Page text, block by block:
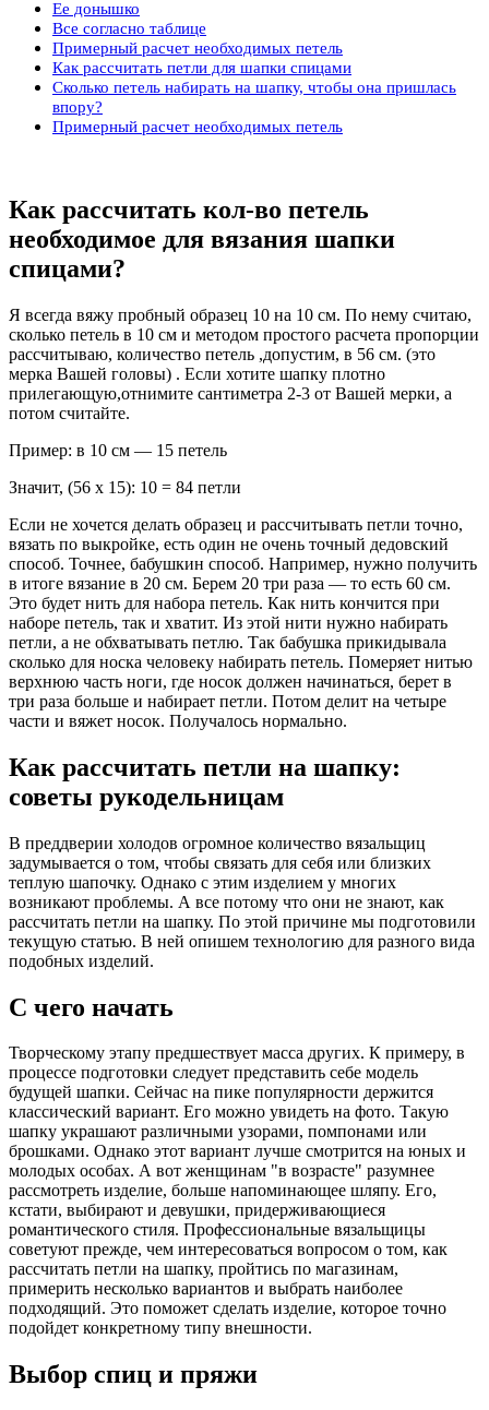
Ее донышко
Все согласно таблице
Примерный расчет необходимых петель
Как рассчитать петли для шапки спицами
Сколько петель набирать на шапку, чтобы она пришлась
впору?
Примерный расчет необходимых петель
Как рассчитать кол-во петель
необходимое для вязания шапки
спицами?
Я всегда вяжу пробный образец 10 на 10 см. По нему считаю,
сколько петель в 10 см и методом простого расчета пропорции
рассчитываю, количество петель ,допустим, в 56 см. (это
мерка Вашей головы) . Если хотите шапку плотно
прилегающую,отнимите сантиметра 2-3 от Вашей мерки, а
потом считайте.
Пример: в 10 см — 15 петель
Значит, (56 х 15): 10 = 84 петли
Если не хочется делать образец и рассчитывать петли точно,
вязать по выкройке, есть один не очень точный дедовский
способ. Точнее, бабушкин способ. Например, нужно получить
в итоге вязание в 20 см. Берем 20 три раза — то есть 60 см.
Это будет нить для набора петель. Как нить кончится при
наборе петель, так и хватит. Из этой нити нужно набирать
петли, а не обхватывать петлю. Так бабушка прикидывала
сколько для носка человеку набирать петель. Померяет нитью
верхнюю часть ноги, где носок должен начинаться, берет в
три раза больше и набирает петли. Потом делит на четыре
части и вяжет носок. Получалось нормально.
Как рассчитать петли на шапку:
советы рукодельницам
В преддверии холодов огромное количество вязальщиц
задумывается о том, чтобы связать для себя или близких
теплую шапочку. Однако с этим изделием у многих
возникают проблемы. А все потому что они не знают, как
рассчитать петли на шапку. По этой причине мы подготовили
текущую статью. В ней опишем технологию для разного вида
подобных изделий.
С чего начать
Творческому этапу предшествует масса других. К примеру, в
процессе подготовки следует представить себе модель
будущей шапки. Сейчас на пике популярности держится
классический вариант. Его можно увидеть на фото. Такую
шапку украшают различными узорами, помпонами или
брошками. Однако этот вариант лучше смотрится на юных и
молодых особах. А вот женщинам "в возрасте" разумнее
рассмотреть изделие, больше напоминающее шляпу. Его,
кстати, выбирают и девушки, придерживающиеся
романтического стиля. Профессиональные вязальщицы
советуют прежде, чем интересоваться вопросом о том, как
рассчитать петли на шапку, пройтись по магазинам,
примерить несколько вариантов и выбрать наиболее
подходящий. Это поможет сделать изделие, которое точно
подойдет конкретному типу внешности.
Выбор спиц и пряжи